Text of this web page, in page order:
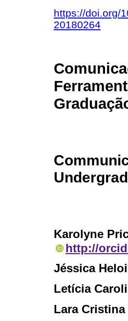
https://doi.org/
20180264
Karolyne
http://
Jéssica
Letícia
Lara Cristina